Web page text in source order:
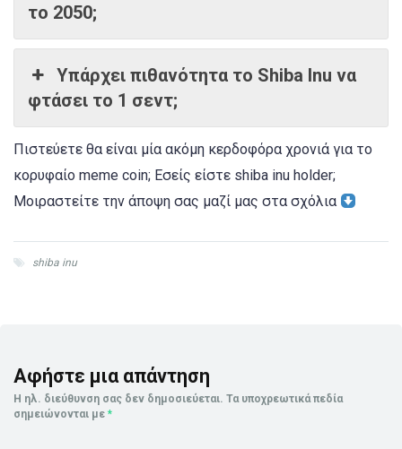
το 2050;
Υπάρχει πιθανότητα το Shiba Inu να
φτάσει το 1 σεντ;
Πιστεύετε θα είναι μία ακόμη κερδοφόρα χρονιά για το
κορυφαίο meme coin; Εσείς είστε shiba inu holder;
Μοιραστείτε την άποψη σας μαζί μας στα σχόλια
shiba inu
Αφήστε μια απάντηση
Η ηλ. διεύθυνση σας δεν δημοσιεύεται. Τα υποχρεωτικά πεδία
σημειώνονται με *